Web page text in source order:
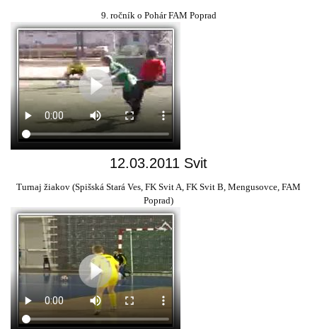
9. ročník o Pohár FAM Poprad
12.03.2011 Svit
Turnaj žiakov (Spišská Stará Ves, FK Svit A, FK Svit B, Mengusovce, FAM
Poprad)